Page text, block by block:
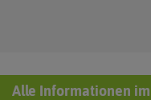
Alle Informationen